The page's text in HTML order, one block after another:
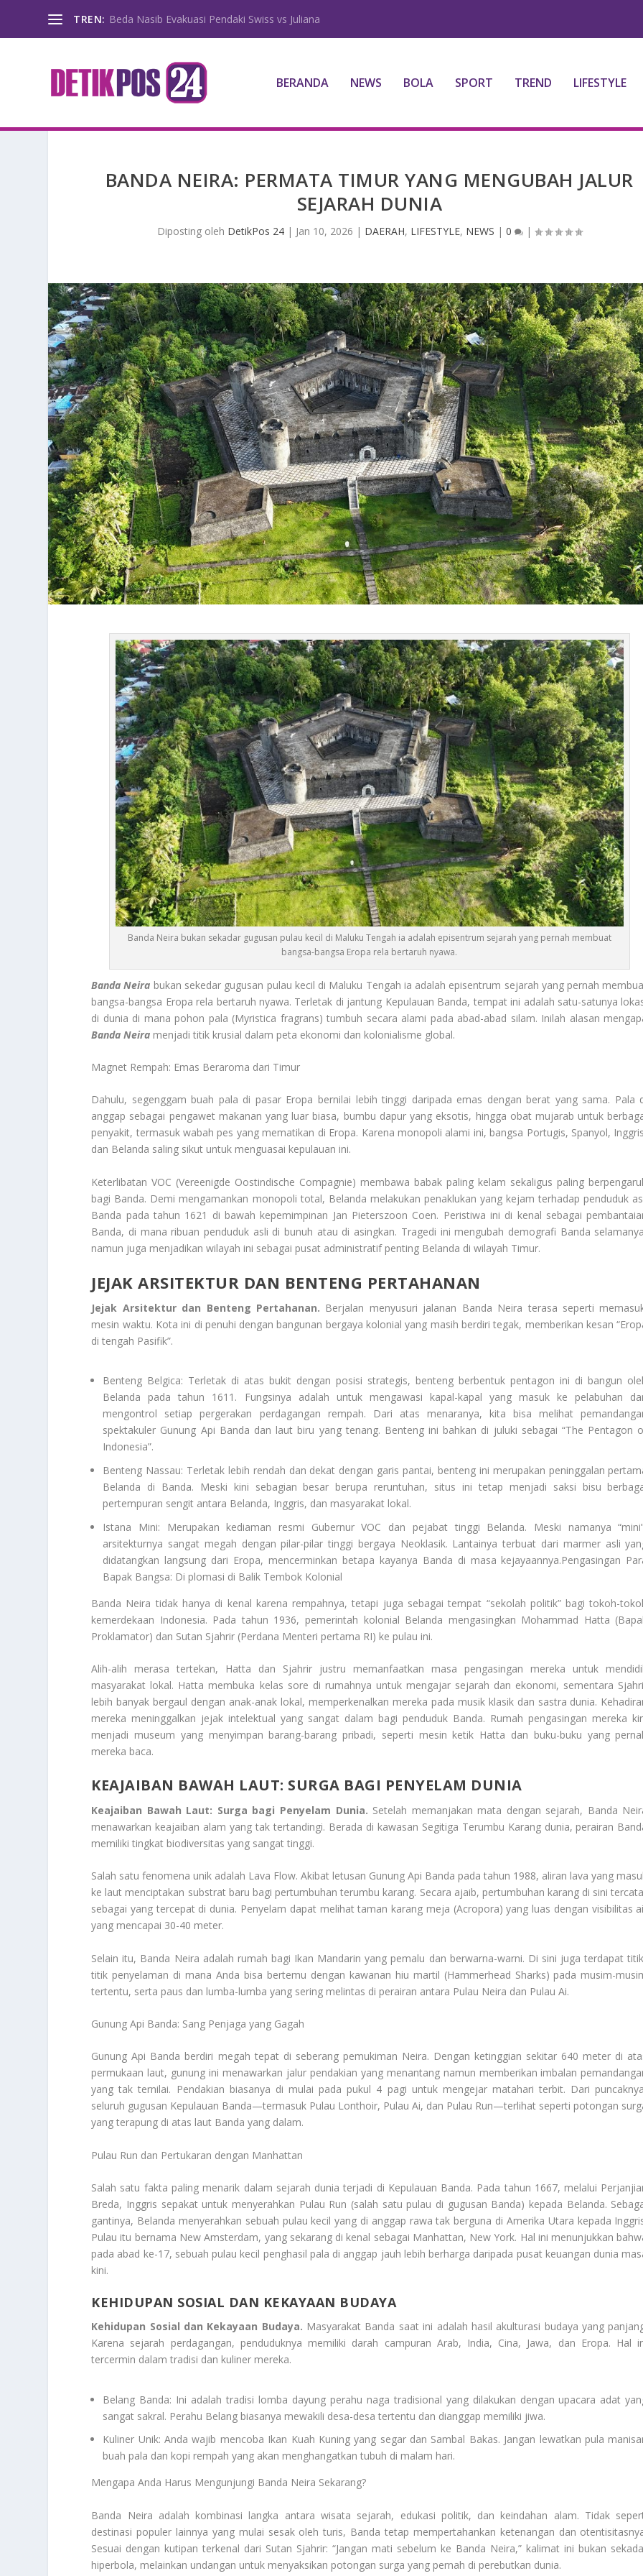
TREN: Beda Nasib Evakuasi Pendaki Swiss vs Juliana
BERANDA NEWS BOLA SPORT TREND LIFESTYLE
BANDA NEIRA: PERMATA TIMUR YANG MENGUBAH JALUR
SEJARAH DUNIA
Diposting oleh DetikPos 24| Jan 10, 2026 | DAERAH, LIFESTYLE, NEWS | 0 |
Banda Neira bukan sekadar gugusan pulau kecil di Maluku Tengah ia adalah episentrum sejarah yang pernah membuat
bangsa-bangsa Eropa rela bertaruh nyawa.
Banda Neira bukan sekedar gugusan pulau kecil di Maluku Tengah ia adalah episentrum sejarah yang pernah
bangsa-bangsa Eropa rela bertaruh nyawa. Terletak di jantung Kepulauan Banda, tempat ini adalah satu-satunya
di dunia di mana pohon pala (Myristica fragrans) tumbuh secara alami pada abad-abad silam. Inilah alasan
Banda Neira menjadi titik krusial dalam peta ekonomi dan kolonialisme global.
Magnet Rempah: Emas Beraroma dari Timur
Dahulu, segenggam buah pala di pasar Eropa bernilai lebih tinggi daripada emas dengan berat yang sama. Pala
anggap sebagai pengawet makanan yang luar biasa, bumbu dapur yang eksotis, hingga obat mujarab untuk
penyakit, termasuk wabah pes yang mematikan di Eropa. Karena monopoli alami ini, bangsa Portugis, Spanyol,
dan Belanda saling sikut untuk menguasai kepulauan ini.
Keterlibatan VOC (Vereenigde Oostindische Compagnie) membawa babak paling kelam sekaligus paling
bagi Banda. Demi mengamankan monopoli total, Belanda melakukan penaklukan yang kejam terhadap penduduk
Banda pada tahun 1621 di bawah kepemimpinan Jan Pieterszoon Coen. Peristiwa ini di kenal sebagai
Banda, di mana ribuan penduduk asli di bunuh atau di asingkan. Tragedi ini mengubah demografi Banda
namun juga menjadikan wilayah ini sebagai pusat administratif penting Belanda di wilayah Timur.
JEJAK ARSITEKTUR DAN BENTENG PERTAHANAN
Jejak Arsitektur dan Benteng Pertahanan. Berjalan menyusuri jalanan Banda Neira terasa seperti
mesin waktu. Kota ini di penuhi dengan bangunan bergaya kolonial yang masih berdiri tegak, memberikan kesan
di tengah Pasifik”.
Benteng Belgica: Terletak di atas bukit dengan posisi strategis, benteng berbentuk pentagon ini di bangun
Belanda pada tahun 1611. Fungsinya adalah untuk mengawasi kapal-kapal yang masuk ke pelabuhan
mengontrol setiap pergerakan perdagangan rempah. Dari atas menaranya, kita bisa melihat
spektakuler Gunung Api Banda dan laut biru yang tenang. Benteng ini bahkan di juluki sebagai “The Pentagon
Indonesia”.
Benteng Nassau: Terletak lebih rendah dan dekat dengan garis pantai, benteng ini merupakan peninggalan
Belanda di Banda. Meski kini sebagian besar berupa reruntuhan, situs ini tetap menjadi saksi bisu
pertempuran sengit antara Belanda, Inggris, dan masyarakat lokal.
Istana Mini: Merupakan kediaman resmi Gubernur VOC dan pejabat tinggi Belanda. Meski namanya
arsitekturnya sangat megah dengan pilar-pilar tinggi bergaya Neoklasik. Lantainya terbuat dari marmer asli
didatangkan langsung dari Eropa, mencerminkan betapa kayanya Banda di masa kejayaannya.Pengasingan
Bapak Bangsa: Di plomasi di Balik Tembok Kolonial
Banda Neira tidak hanya di kenal karena rempahnya, tetapi juga sebagai tempat “sekolah politik” bagi tokoh-
kemerdekaan Indonesia. Pada tahun 1936, pemerintah kolonial Belanda mengasingkan Mohammad Hatta
Proklamator) dan Sutan Sjahrir (Perdana Menteri pertama RI) ke pulau ini.
Alih-alih merasa tertekan, Hatta dan Sjahrir justru memanfaatkan masa pengasingan mereka untuk
masyarakat lokal. Hatta membuka kelas sore di rumahnya untuk mengajar sejarah dan ekonomi, sementara
lebih banyak bergaul dengan anak-anak lokal, memperkenalkan mereka pada musik klasik dan sastra dunia.
mereka meninggalkan jejak intelektual yang sangat dalam bagi penduduk Banda. Rumah pengasingan mereka
menjadi museum yang menyimpan barang-barang pribadi, seperti mesin ketik Hatta dan buku-buku yang
mereka baca.
KEAJAIBAN BAWAH LAUT: SURGA BAGI PENYELAM DUNIA
Keajaiban Bawah Laut: Surga bagi Penyelam Dunia. Setelah memanjakan mata dengan sejarah, Banda
menawarkan keajaiban alam yang tak tertandingi. Berada di kawasan Segitiga Terumbu Karang dunia, perairan
memiliki tingkat biodiversitas yang sangat tinggi.
Salah satu fenomena unik adalah Lava Flow. Akibat letusan Gunung Api Banda pada tahun 1988, aliran lava yang
ke laut menciptakan substrat baru bagi pertumbuhan terumbu karang. Secara ajaib, pertumbuhan karang di sini
sebagai yang tercepat di dunia. Penyelam dapat melihat taman karang meja (Acropora) yang luas dengan visibilitas
yang mencapai 30-40 meter.
Selain itu, Banda Neira adalah rumah bagi Ikan Mandarin yang pemalu dan berwarna-warni. Di sini juga terdapat
titik penyelaman di mana Anda bisa bertemu dengan kawanan hiu martil (Hammerhead Sharks) pada musim-
tertentu, serta paus dan lumba-lumba yang sering melintas di perairan antara Pulau Neira dan Pulau Ai.
Gunung Api Banda: Sang Penjaga yang Gagah
Gunung Api Banda berdiri megah tepat di seberang pemukiman Neira. Dengan ketinggian sekitar 640 meter di
permukaan laut, gunung ini menawarkan jalur pendakian yang menantang namun memberikan imbalan
yang tak ternilai. Pendakian biasanya di mulai pada pukul 4 pagi untuk mengejar matahari terbit. Dari
seluruh gugusan Kepulauan Banda—termasuk Pulau Lonthoir, Pulau Ai, dan Pulau Run—terlihat seperti potongan
yang terapung di atas laut Banda yang dalam.
Pulau Run dan Pertukaran dengan Manhattan
Salah satu fakta paling menarik dalam sejarah dunia terjadi di Kepulauan Banda. Pada tahun 1667, melalui
Breda, Inggris sepakat untuk menyerahkan Pulau Run (salah satu pulau di gugusan Banda) kepada Belanda.
gantinya, Belanda menyerahkan sebuah pulau kecil yang di anggap rawa tak berguna di Amerika Utara kepada
Pulau itu bernama New Amsterdam, yang sekarang di kenal sebagai Manhattan, New York. Hal ini menunjukkan
pada abad ke-17, sebuah pulau kecil penghasil pala di anggap jauh lebih berharga daripada pusat keuangan dunia
kini.
KEHIDUPAN SOSIAL DAN KEKAYAAN BUDAYA
Kehidupan Sosial dan Kekayaan Budaya. Masyarakat Banda saat ini adalah hasil akulturasi budaya yang
Karena sejarah perdagangan, penduduknya memiliki darah campuran Arab, India, Cina, Jawa, dan Eropa. Hal
tercermin dalam tradisi dan kuliner mereka.
Belang Banda: Ini adalah tradisi lomba dayung perahu naga tradisional yang dilakukan dengan upacara adat
sangat sakral. Perahu Belang biasanya mewakili desa-desa tertentu dan dianggap memiliki jiwa.
Kuliner Unik: Anda wajib mencoba Ikan Kuah Kuning yang segar dan Sambal Bakas. Jangan lewatkan pula
buah pala dan kopi rempah yang akan menghangatkan tubuh di malam hari.
Mengapa Anda Harus Mengunjungi Banda Neira Sekarang?
Banda Neira adalah kombinasi langka antara wisata sejarah, edukasi politik, dan keindahan alam. Tidak
destinasi populer lainnya yang mulai sesak oleh turis, Banda tetap mempertahankan ketenangan dan
Sesuai dengan kutipan terkenal dari Sutan Sjahrir:“Jangan mati sebelum ke Banda Neira,” kalimat ini bukan
hiperbola, melainkan undangan untuk menyaksikan potongan surga yang pernah di perebutkan dunia.